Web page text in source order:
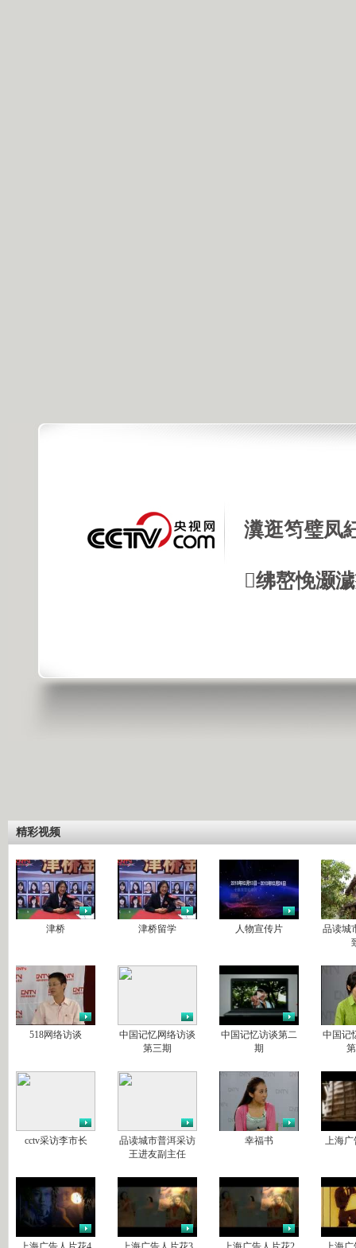
瀵逛笉璧凤
绋嶅悗灏
精彩视频
津桥 津桥留学 人物宣传片
品读城
518网络访谈
中国记忆网络访谈
第三期
中国记忆访谈第二
期
中国记
cctv采访李市长
品读城市普洱采访
王进友副主任
幸福书 上海广